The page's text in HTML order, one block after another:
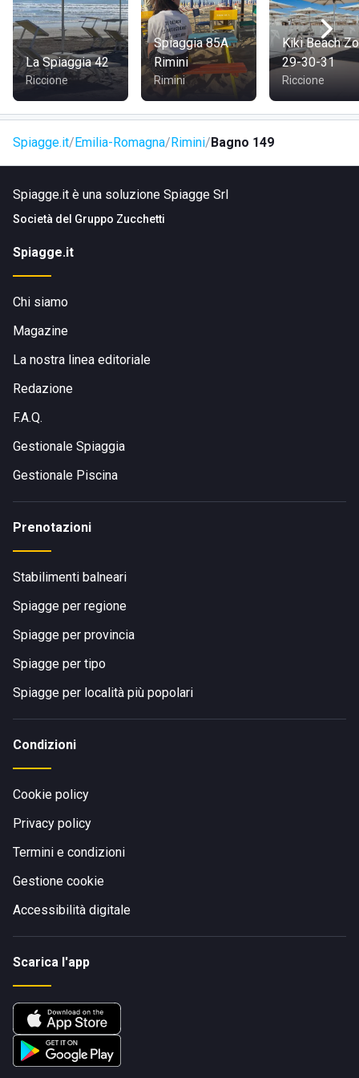
Per arrivare allostabilimento balneare Bagno 149dal
centro di Rimini, in automobile e in bicicletta, percorrere via
dei Martiri in direzione mare, imboccare e proseguire per il
Lungomare Spadazzi.
La Spiaggia 42
Riccione
Spiaggia 85A
Rimini
Rimini
Kiki Beach
29-30-31
Riccione
Spiagge.it Emilia-Romagna Rimini Bagno 149
Spiagge.it è una soluzione Spiagge Srl
Società del Gruppo Zucchetti
Spiagge.it
Chi siamo
Magazine
La nostra linea editoriale
Redazione
F.A.Q.
Gestionale Spiaggia
Gestionale Piscina
Prenotazioni
Stabilimenti balneari
Spiagge per regione
Spiagge per provincia
Spiagge per tipo
Spiagge per località più popolari
Condizioni
Cookie policy
Privacy policy
Termini e condizioni
Gestione cookie
Accessibilità digitale
Scarica l'app